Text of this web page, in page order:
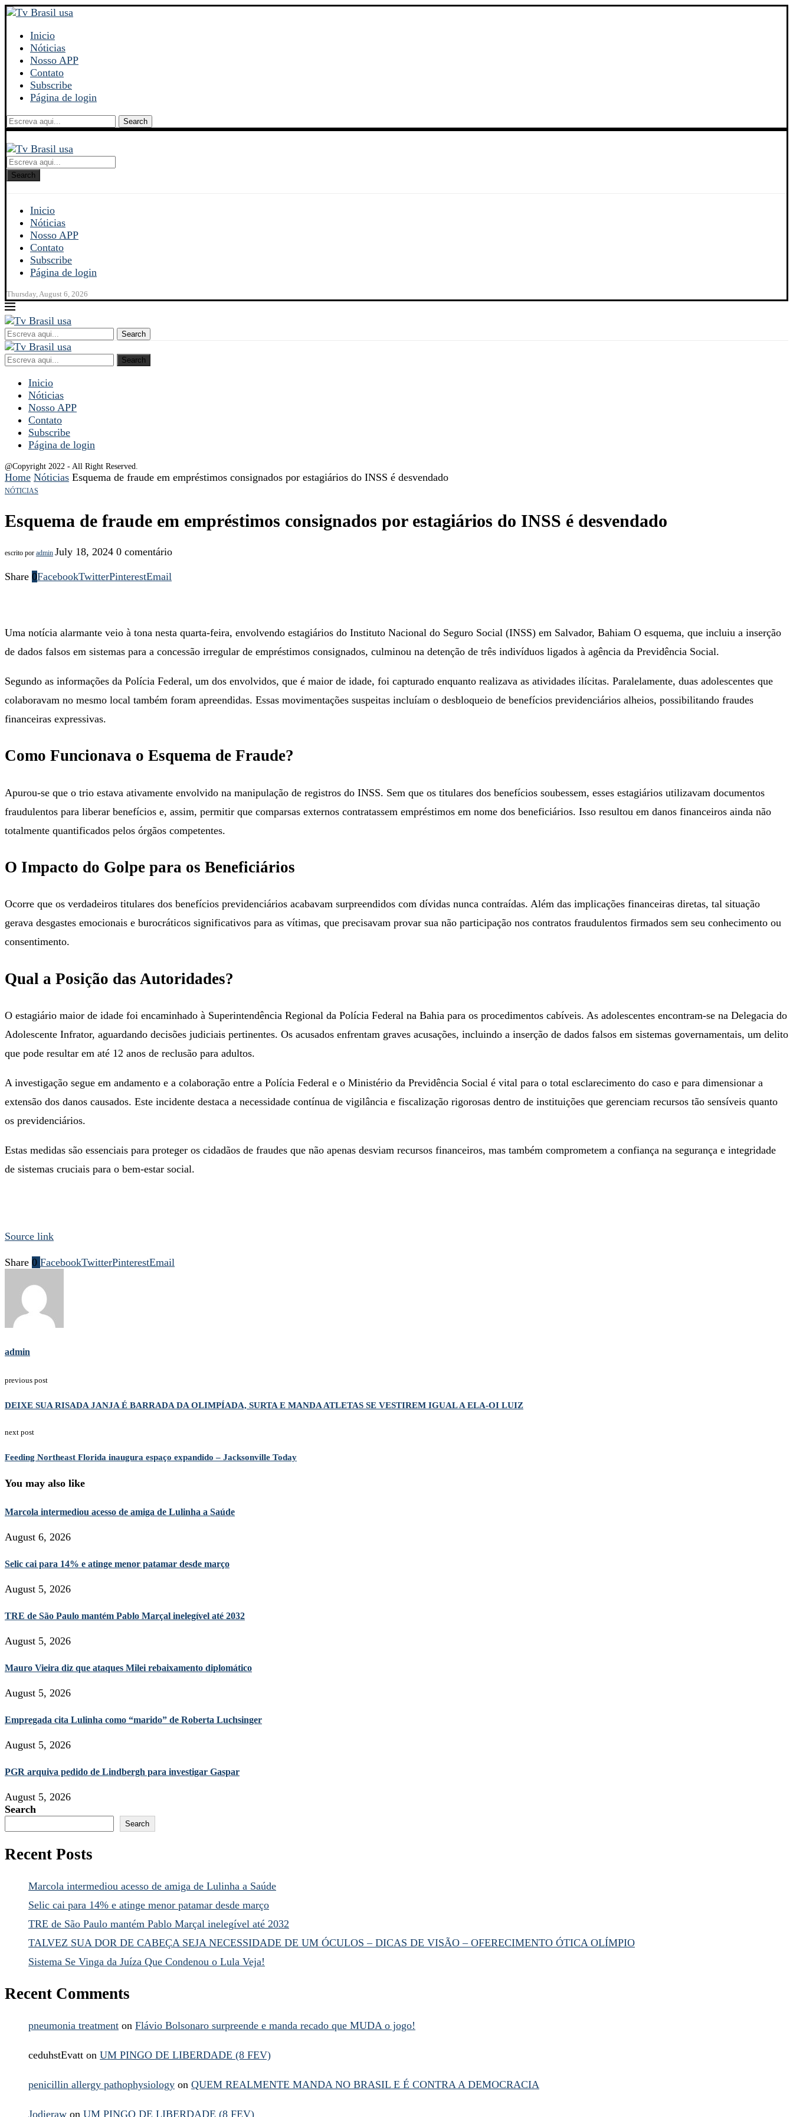
Inicio
Nóticias
Nosso APP
Contato
Subscribe
Página de login
Search
Search
Inicio
Nóticias
Nosso APP
Contato
Subscribe
Página de login
Thursday, August 6, 2026
Search
Search
Inicio
Nóticias
Nosso APP
Contato
Subscribe
Página de login
@Copyright 2022 - All Right Reserved.
Home Nóticias Esquema de fraude em empréstimos consignados por estagiários do INSS é desvendado
NÓTICIAS
Esquema de fraude em empréstimos consignados por estagiários do INSS é desvendado
escrito por admin July 18, 2024 0 comentário
Share 0FacebookTwitterPinterestEmail
Uma notícia alarmante veio à tona nesta quarta-feira, envolvendo estagiários do Instituto Nacional do Seguro Social (INSS) em Salvador, Bahiam O esquema, que incluiu a inserção
de dados falsos em sistemas para a concessão irregular de empréstimos consignados, culminou na detenção de três indivíduos ligados à agência da Previdência Social.
Segundo as informações da Polícia Federal, um dos envolvidos, que é maior de idade, foi capturado enquanto realizava as atividades ilícitas. Paralelamente, duas adolescentes que
colaboravam no mesmo local também foram apreendidas. Essas movimentações suspeitas incluíam o desbloqueio de benefícios previdenciários alheios, possibilitando fraudes
financeiras expressivas.
Como Funcionava o Esquema de Fraude?
Apurou-se que o trio estava ativamente envolvido na manipulação de registros do INSS. Sem que os titulares dos benefícios soubessem, esses estagiários utilizavam documentos
fraudulentos para liberar benefícios e, assim, permitir que comparsas externos contratassem empréstimos em nome dos beneficiários. Isso resultou em danos financeiros ainda não
totalmente quantificados pelos órgãos competentes.
O Impacto do Golpe para os Beneficiários
Ocorre que os verdadeiros titulares dos benefícios previdenciários acabavam surpreendidos com dívidas nunca contraídas. Além das implicações financeiras diretas, tal situação
gerava desgastes emocionais e burocráticos significativos para as vítimas, que precisavam provar sua não participação nos contratos fraudulentos firmados sem seu conhecimento ou
consentimento.
Qual a Posição das Autoridades?
O estagiário maior de idade foi encaminhado à Superintendência Regional da Polícia Federal na Bahia para os procedimentos cabíveis. As adolescentes encontram-se na Delegacia do
Adolescente Infrator, aguardando decisões judiciais pertinentes. Os acusados enfrentam graves acusações, incluindo a inserção de dados falsos em sistemas governamentais, um delito
que pode resultar em até 12 anos de reclusão para adultos.
A investigação segue em andamento e a colaboração entre a Polícia Federal e o Ministério da Previdência Social é vital para o total esclarecimento do caso e para dimensionar a
extensão dos danos causados. Este incidente destaca a necessidade contínua de vigilância e fiscalização rigorosas dentro de instituições que gerenciam recursos tão sensíveis quanto
os previdenciários.
Estas medidas são essenciais para proteger os cidadãos de fraudes que não apenas desviam recursos financeiros, mas também comprometem a confiança na segurança e integridade
de sistemas cruciais para o bem-estar social.
Source link
Share 0 FacebookTwitterPinterestEmail
admin
previous post
DEIXE SUA RISADA JANJA É BARRADA DA OLIMPÍADA, SURTA E MANDA ATLETAS SE VESTIREM IGUAL A ELA-OI LUIZ
next post
Feeding Northeast Florida inaugura espaço expandido – Jacksonville Today
You may also like
Marcola intermediou acesso de amiga de Lulinha a Saúde
August 6, 2026
Selic cai para 14% e atinge menor patamar desde março
August 5, 2026
TRE de São Paulo mantém Pablo Marçal inelegível até 2032
August 5, 2026
Mauro Vieira diz que ataques Milei rebaixamento diplomático
August 5, 2026
Empregada cita Lulinha como “marido” de Roberta Luchsinger
August 5, 2026
PGR arquiva pedido de Lindbergh para investigar Gaspar
August 5, 2026
Search
Search
Recent Posts
Marcola intermediou acesso de amiga de Lulinha a Saúde
Selic cai para 14% e atinge menor patamar desde março
TRE de São Paulo mantém Pablo Marçal inelegível até 2032
TALVEZ SUA DOR DE CABEÇA SEJA NECESSIDADE DE UM ÓCULOS – DICAS DE VISÃO – OFERECIMENTO ÓTICA OLÍMPIO
Sistema Se Vinga da Juíza Que Condenou o Lula Veja!
Recent Comments
pneumonia treatment on Flávio Bolsonaro surpreende e manda recado que MUDA o jogo!
ceduhstEvatt on UM PINGO DE LIBERDADE (8 FEV)
penicillin allergy pathophysiology on QUEM REALMENTE MANDA NO BRASIL E É CONTRA A DEMOCRACIA
Jodieraw on UM PINGO DE LIBERDADE (8 FEV)